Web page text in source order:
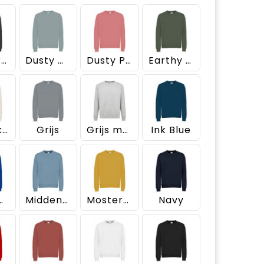
Donkergrijs Dusty Green Dusty Pink Earthy Green
Gebroken wit Grijs Grijs melee Ink Blue
Middenblauw Mosterdgeel Navy